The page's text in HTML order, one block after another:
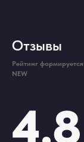
Отзывы
Рейтинг формируется
NEW
4.8